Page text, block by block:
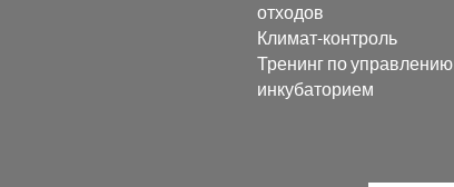
отходов
Климат-контроль
Тренинг по управлению
инкубаторием